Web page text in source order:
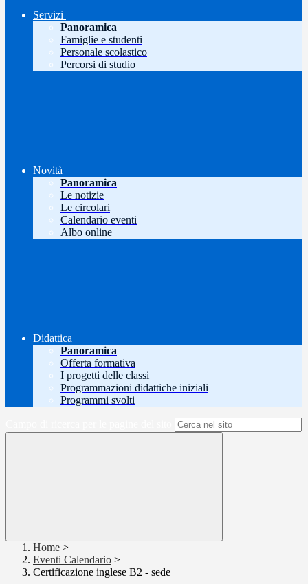
Servizi
Panoramica
Famiglie e studenti
Personale scolastico
Percorsi di studio
Novità
Panoramica
Le notizie
Le circolari
Calendario eventi
Albo online
Didattica
Panoramica
Offerta formativa
I progetti delle classi
Programmazioni didattiche iniziali
Programmi svolti
Home >
Eventi Calendario >
Certificazione inglese B2 - sede